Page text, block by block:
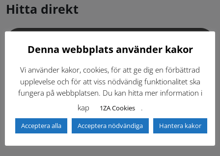
Hitta direkt
Dokumentbibliotek Kontaktlista
Tidigare versioner Nyheter
Säkerhetsordningen
Denna webbplats använder kakor
Vi använder kakor, cookies, för att ge dig en förbättrad
upplevelse och för att viss nödvändig funktionalitet ska
fungera på webbplatsen. Du kan hitta mer information i
kap
1ZA Cookies .
Acceptera alla Acceptera nödvändiga Hantera kakor